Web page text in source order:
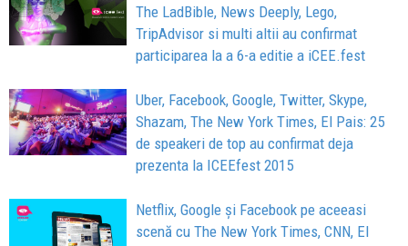
The LadBible, News Deeply, Lego,
TripAdvisor si multi altii au confirmat
participarea la a 6-a editie a iCEE.fest
Uber, Facebook, Google, Twitter, Skype,
Shazam, The New York Times, El Pais: 25
de speakeri de top au confirmat deja
prezenta la ICEEfest 2015
Netflix, Google și Facebook pe aceeasi
scenă cu The New York Times, CNN, El